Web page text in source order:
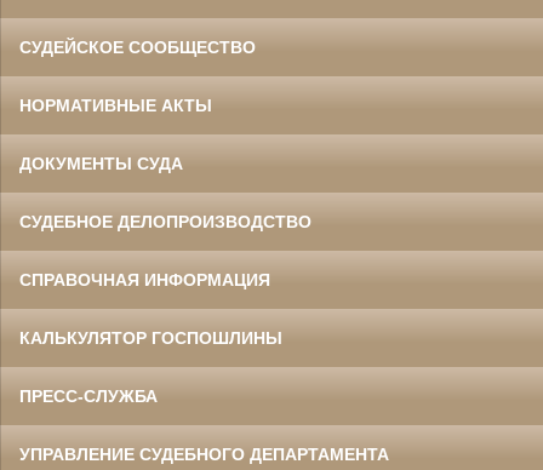
СУДЕЙСКОЕ СООБЩЕСТВО
НОРМАТИВНЫЕ АКТЫ
ДОКУМЕНТЫ СУДА
СУДЕБНОЕ ДЕЛОПРОИЗВОДСТВО
СПРАВОЧНАЯ ИНФОРМАЦИЯ
КАЛЬКУЛЯТОР ГОСПОШЛИНЫ
ПРЕСС-СЛУЖБА
УПРАВЛЕНИЕ СУДЕБНОГО ДЕПАРТАМЕНТА